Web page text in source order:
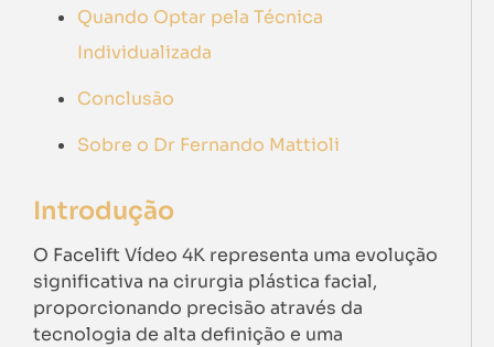
Quando Optar pela Técnica
Individualizada
Conclusão
Sobre o Dr Fernando Mattioli
Introdução
O Facelift Vídeo 4K representa uma evolução
significativa na cirurgia plástica facial,
proporcionando precisão através da
tecnologia de alta definição e uma